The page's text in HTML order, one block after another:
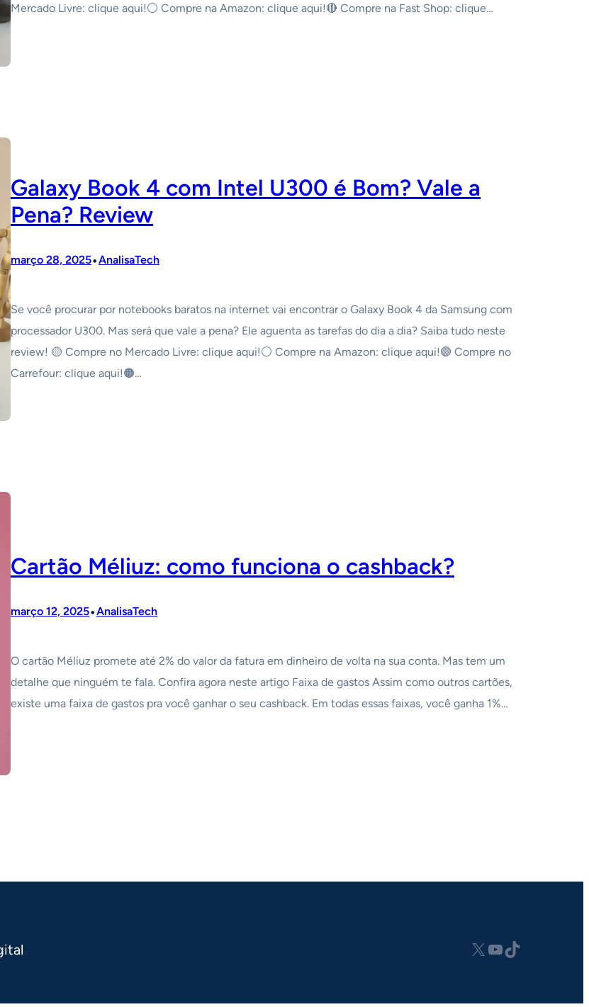
Mercado Livre: clique aqui!⚪️ Compre na Amazon: clique aqui!🔴 Compre na Fast Shop: clique…
Galaxy Book 4 com Intel U300 é Bom? Vale a
Pena? Review
março 28, 2025•AnalisaTech
Se você procurar por notebooks baratos na internet vai encontrar o Galaxy Book 4 da Samsung com
processador U300. Mas será que vale a pena? Ele aguenta as tarefas do dia a dia? Saiba tudo neste
review! 🟡 Compre no Mercado Livre: clique aqui!⚪️ Compre na Amazon: clique aqui!🟣 Compre no
Carrefour: clique aqui!🟠…
Cartão Méliuz: como funciona o cashback?
março 12, 2025•AnalisaTech
O cartão Méliuz promete até 2% do valor da fatura em dinheiro de volta na sua conta. Mas tem um
detalhe que ninguém te fala. Confira agora neste artigo Faixa de gastos Assim como outros cartões,
existe uma faixa de gastos pra você ganhar o seu cashback. Em todas essas faixas, você ganha 1%…
X Youtube tiktok.com/@analisatech